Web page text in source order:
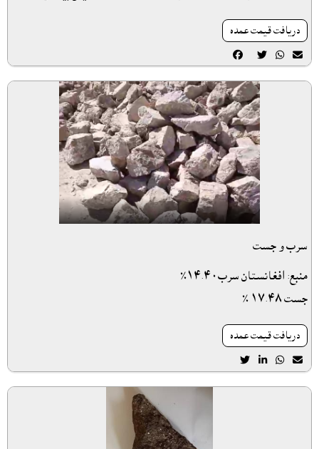
دريافت قيمت عمده
   
سرب و جست
منبع: افغانستان سرب١٤.٤٠٪
جست ١٧.٤٨ ٪
دريافت قيمت عمده
   